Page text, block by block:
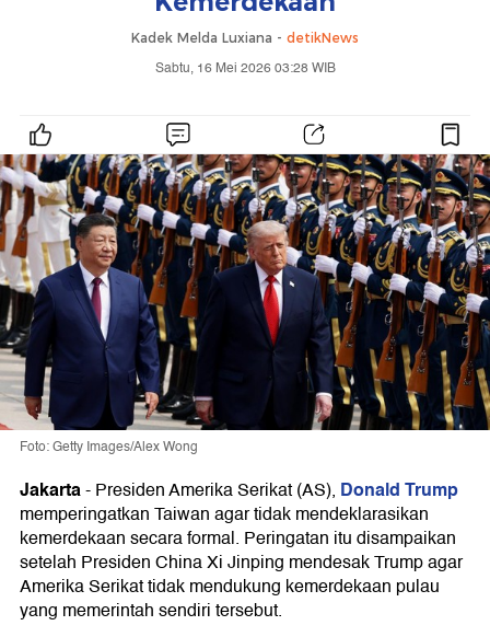
Kadek Melda Luxiana - detikNews
Sabtu, 16 Mei 2026 03:28 WIB
Foto: Getty Images/Alex Wong
Jakarta-Presiden Amerika Serikat (AS), Donald Trump
memperingatkan Taiwan agar tidak mendeklarasikan
kemerdekaan secara formal. Peringatan itu disampaikan
setelah Presiden China Xi Jinping mendesak Trump agar
Amerika Serikat tidak mendukung kemerdekaan pulau
yang memerintah sendiri tersebut.